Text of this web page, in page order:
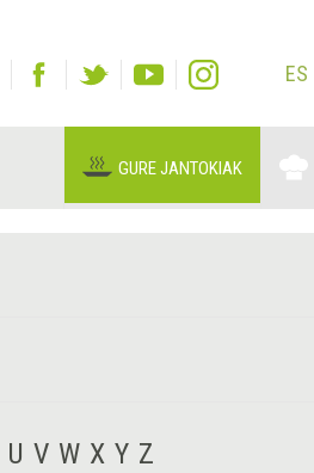
ES
GURE JANTOKIAK
U V W X Y Z